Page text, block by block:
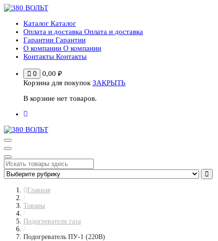
Перейти
содержимому
Каталог Каталог
Оплата и доставка Оплата и доставка
Гарантии Гарантии
О компании О компании
Контакты Контакты
0 0,00 ₽
Корзина для покупок ЗАКРЫТЬ
В корзине нет товаров.
Главная
/
Товары
/
Подогреватели газа
/
Подогреватель ПУ-1 (220В)